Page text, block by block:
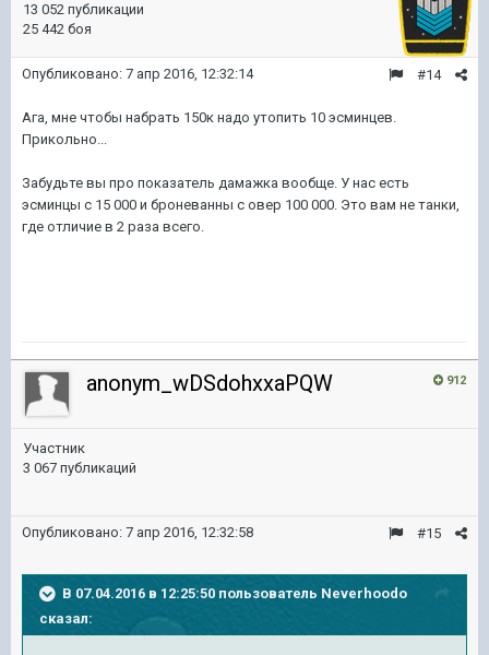
13 052 публикации
25 442 боя
#14
Опубликовано: 7 апр 2016, 12:32:14
Ага, мне чтобы набрать 150к надо утопить 10 эсминцев.
Прикольно...
Забудьте вы про показатель дамажка вообще. У нас есть
эсминцы с 15 000 и броневанны с овер 100 000. Это вам не танки,
где отличие в 2 раза всего.
912
anonym_wDSdohxxaPQW
Участник
3 067 публикаций
#15
Опубликовано: 7 апр 2016, 12:32:58
В 07.04.2016 в 12:25:50 пользователь Neverhoodo
сказал: